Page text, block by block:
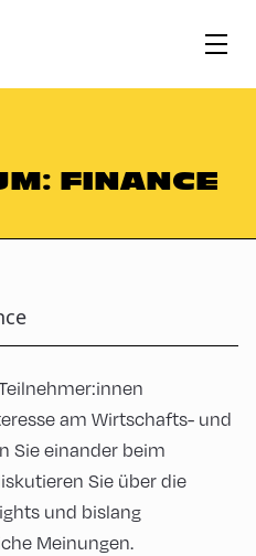
FINANCE
am Wirtschafts- und
Sie einander beim
Sie über die
und bislang
Meinungen.